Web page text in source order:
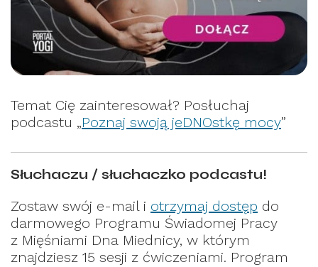
Temat Cię zainteresował? Posłuchaj
podcastu „Poznaj swoją jeDNOstkę mocy”
Słuchaczu / słuchaczko podcastu!
Zostaw swój e-mail i otrzymaj dostęp do
darmowego Programu Świadomej Pracy
z Mięśniami Dna Miednicy, w którym
znajdziesz 15 sesji z ćwiczeniami. Program